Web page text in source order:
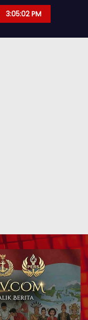
3:05:04 PM